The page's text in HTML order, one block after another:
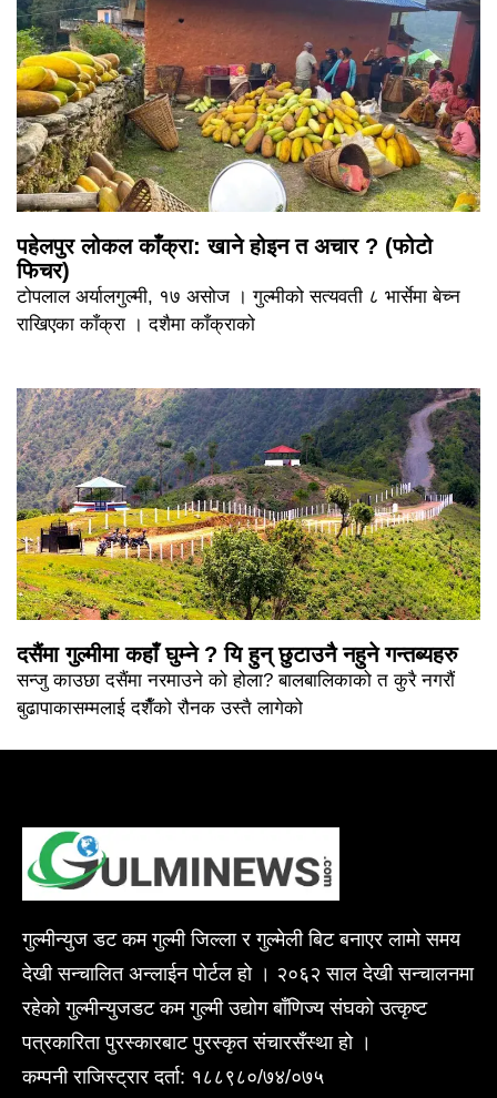
पहेलपुर लोकल काँक्रा: खाने होइन त अचार ? (फोटो
फिचर)
टोपलाल अर्यालगुल्मी, १७ असोज । गुल्मीको सत्यवती ८ भार्सेमा बेच्न
राखिएका काँक्रा । दशैमा काँक्राको
दसैंमा गुल्मीमा कहाँ घुम्ने ? यि हुन् छुटाउनै नहुने गन्तब्यहरु
सन्जु काउछा दसैंमा नरमाउने को होला? बालबालिकाको त कुरै नगरौं
बुढापाकासम्मलाई दशैँको रौनक उस्तै लागेको
गुल्मीन्युज डट कम गुल्मी जिल्ला र गुल्मेली बिट बनाएर लामो समय
देखी सन्चालित अन्लाईन पोर्टल हो । २०६२ साल देखी सन्चालनमा
रहेको गुल्मीन्युजडट कम गुल्मी उद्योग बाँणिज्य संघको उत्कृष्ट
पत्रकारिता पुरस्कारबाट पुरस्कृत संचारसँस्था हो ।
कम्पनी राजिस्ट्रार दर्ता: १८८९८०/७४/०७५